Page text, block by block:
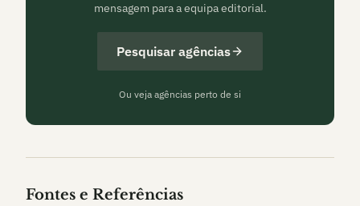
mensagem para a equipa editorial.
Pesquisar agências
Ou veja agências perto de si
Fontes e Referências